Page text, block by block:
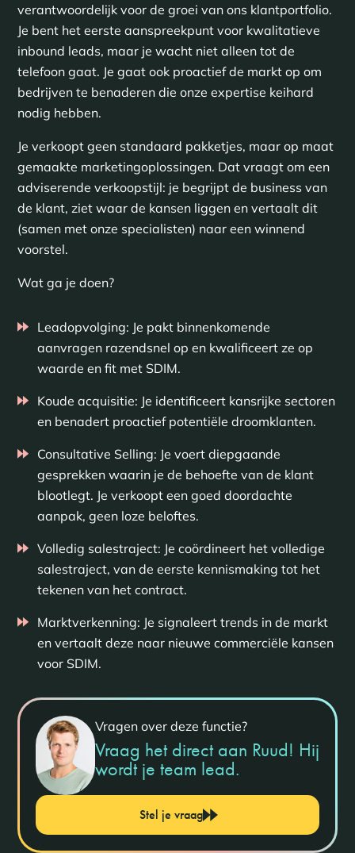
verantwoordelijk voor de groei van ons klantportfolio.
Je bent het eerste aanspreekpunt voor kwalitatieve
inbound leads, maar je wacht niet alleen tot de
telefoon gaat. Je gaat ook proactief de markt op om
bedrijven te benaderen die onze expertise keihard
nodig hebben.
Je verkoopt geen standaard pakketjes, maar op maat
gemaakte marketingoplossingen. Dat vraagt om een
adviserende verkoopstijl: je begrijpt de business van
de klant, ziet waar de kansen liggen en vertaalt dit
(samen met onze specialisten) naar een winnend
voorstel.
Wat ga je doen?
Leadopvolging: Je pakt binnenkomende
aanvragen razendsnel op en kwalificeert ze op
waarde en fit met SDIM.
Koude acquisitie: Je identificeert kansrijke sectoren
en benadert proactief potentiële droomklanten.
Consultative Selling: Je voert diepgaande
gesprekken waarin je de behoefte van de klant
blootlegt. Je verkoopt een goed doordachte
aanpak, geen loze beloftes.
Volledig salestraject: Je coördineert het volledige
salestraject, van de eerste kennismaking tot het
tekenen van het contract.
Marktverkenning: Je signaleert trends in de markt
en vertaalt deze naar nieuwe commerciële kansen
voor SDIM.
Vragen over deze functie?
Vraag het direct aan Ruud! Hij
wordt je team lead.
Stel je vraag